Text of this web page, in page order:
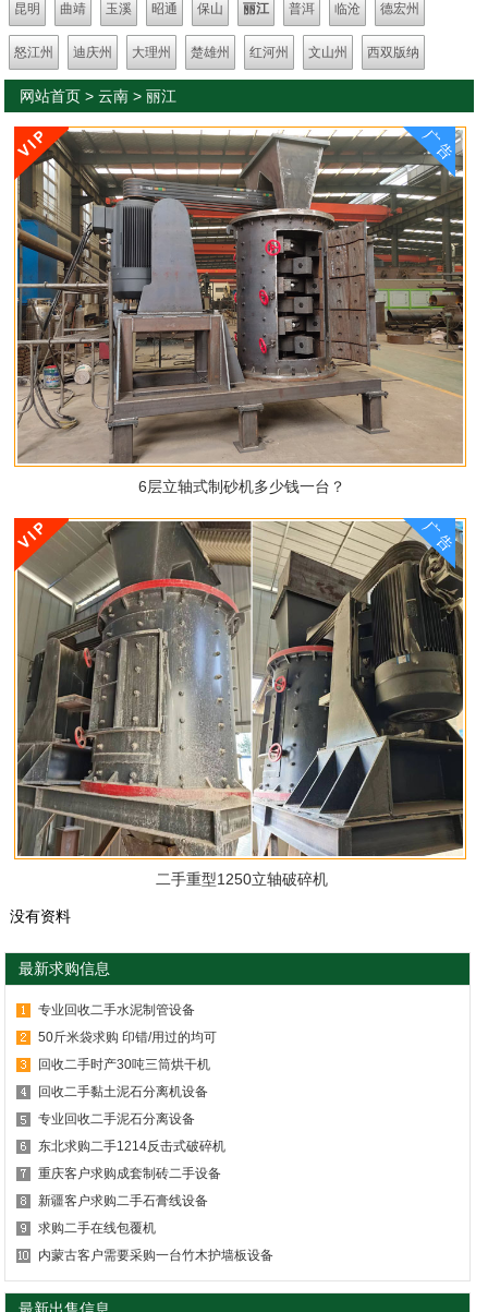
昆明 曲靖 玉溪 昭通 保山 丽江 普洱 临沧 德宏州
怒江州 迪庆州 大理州 楚雄州 红河州 文山州 西双版纳
网站首页 >云南 >丽江
6层立轴式制砂机多少钱一台？
二手重型1250立轴破碎机
没有资料
最新求购信息
专业回收二手水泥制管设备
50斤米袋求购 印错/用过的均可
回收二手时产30吨三筒烘干机
回收二手黏土泥石分离机设备
专业回收二手泥石分离设备
东北求购二手1214反击式破碎机
重庆客户求购成套制砖二手设备
新疆客户求购二手石膏线设备
求购二手在线包覆机
内蒙古客户需要采购一台竹木护墙板设备
最新出售信息